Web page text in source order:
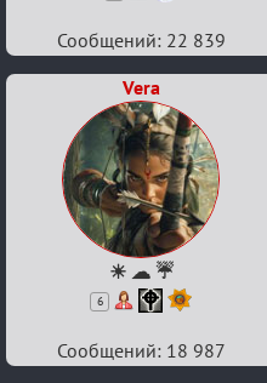
Сообщений: 22 839
Vera
☀ ☁ ☔
6
Сообщений: 18 987